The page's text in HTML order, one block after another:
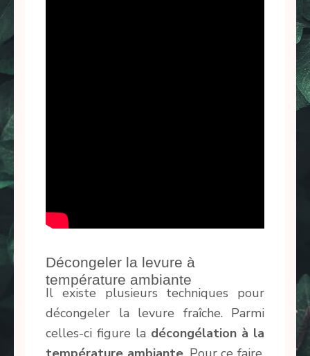
Décongeler la levure à
température ambiante
Il existe plusieurs techniques pour
décongeler la levure fraîche. Parmi
celles-ci figure la décongélation à la